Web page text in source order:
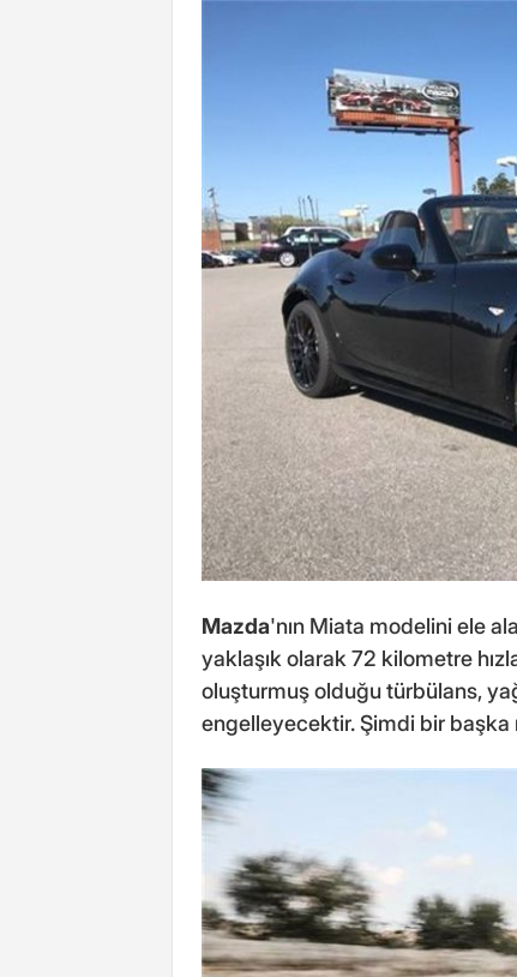
Mazda'nın Miata modelini ele
yaklaşık olarak 72 kilometre
oluşturmuş olduğu türbülans,
engelleyecektir. Şimdi bir başka